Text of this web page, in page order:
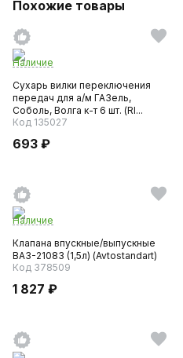
Похожие товары
Наличие
Сухарь вилки переключения
передач для а/м ГАЗель,
Соболь, Волга к-т 6 шт. (RI...
Код 135027
693 ₽
Наличие
Клапана впускные/выпускные
ВАЗ-21083 (1,5л) (Avtostandart)
Код 378509
1 827 ₽